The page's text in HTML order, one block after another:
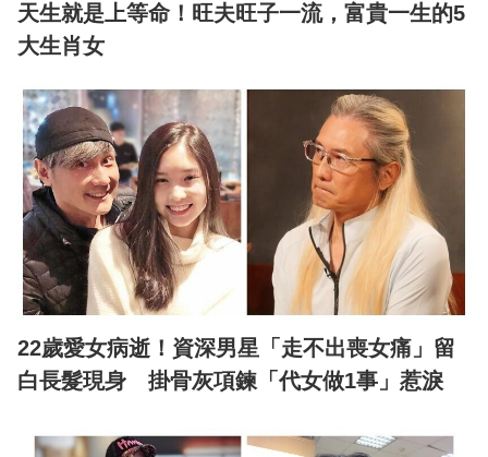
天生就是上等命！旺夫旺子一流，富貴一生的5
大生肖女
22歲愛女病逝！資深男星「走不出喪女痛」留
白長髮現身 掛骨灰項鍊「代女做1事」惹淚